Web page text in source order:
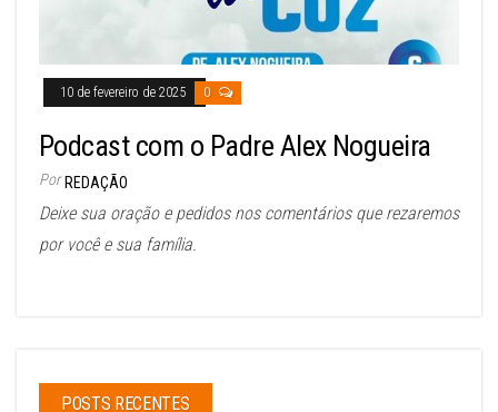
10 de fevereiro de 2025 0
Podcast com o Padre Alex Nogueira
Por REDAÇÃO
Deixe sua oração e pedidos nos comentários que rezaremos
por você e sua família.
POSTS RECENTES